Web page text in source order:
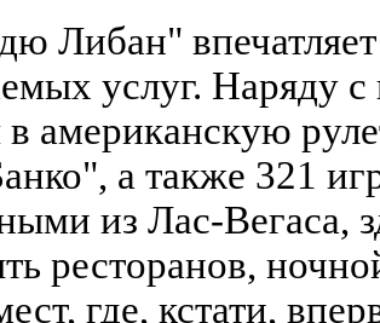
Либан"
услуг. Наряду
в американскую
а также 321
из Лас-Вегаса,
ресторанов,
где, кстати,